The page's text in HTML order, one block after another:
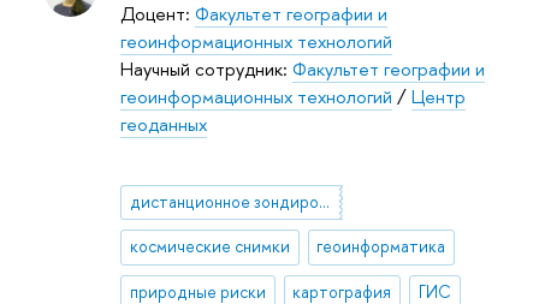
Доцент: Факультет географии и
геоинформационных технологий
Научный сотрудник: Факультет географии и
геоинформационных технологий /Центр
геоданных
дистанционное зондирование Земли
космические снимки геоинформатика
природные риски картография ГИС